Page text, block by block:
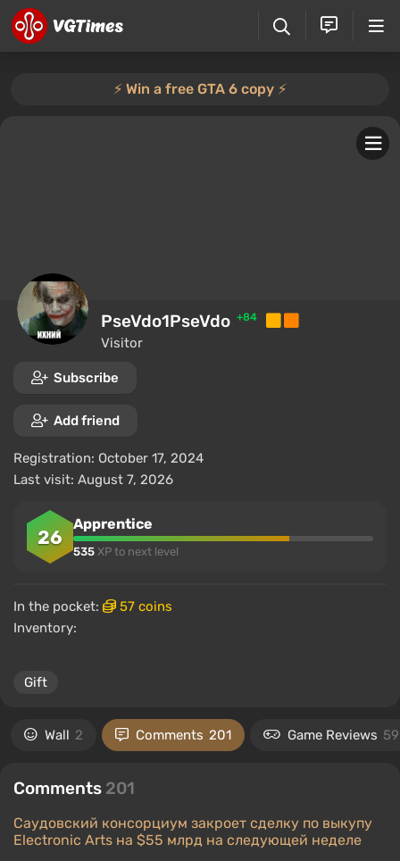
⚡️ Win a free GTA 6 copy ⚡️
PseVdo1PseVdo +84
Visitor
Subscribe
Add friend
Registration: October 17, 2024
Last visit: August 7, 2026
26
Apprentice
535 XP to next level
In the pocket:
57 coins
Inventory:
Gift
Wall 2 Comments 201 Game Reviews 59
Comments 201
Саудовский консорциум закроет сделку по выкупу
Electronic Arts на $55 млрд на следующей неделе